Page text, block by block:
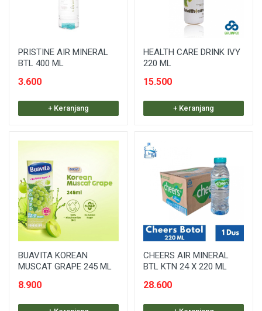
PRISTINE AIR MINERAL
BTL 400 ML
3.600
+ Keranjang
HEALTH CARE DRINK IVY
220 ML
15.500
+ Keranjang
BUAVITA KOREAN
MUSCAT GRAPE 245 ML
8.900
CHEERS AIR MINERAL
BTL KTN 24 X 220 ML
28.600